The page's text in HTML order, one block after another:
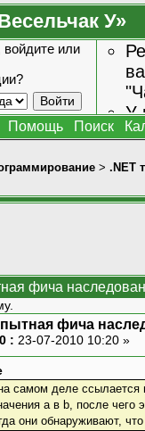
У»
войдите или
У
Помощь Поиск
> .NET
фича
фича
: 23-07-2010 10:20 »
самом деле
a в b, после
они обнаруживают,